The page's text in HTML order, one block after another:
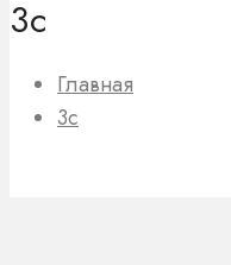
3с
Главная
3с